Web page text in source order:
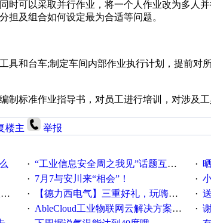
时可以采取并行作业，将一个人作业改为多人
担及组合如何设定最为合适等问题。
具和台车;制定车间内部作业执行计划，提前对
制标准作业指导书，对员工进行培训，对涉及工
楼主 举报
· “工业信息安全周之我见”话题互动获奖名单发布公告 ·
· 7月7与安川来“相会”！ ·
· 【德力西电气】三重好礼，玩嗨夏日！ · 送
· AbleCloud工业物联网云解决方案实践及应用 ·